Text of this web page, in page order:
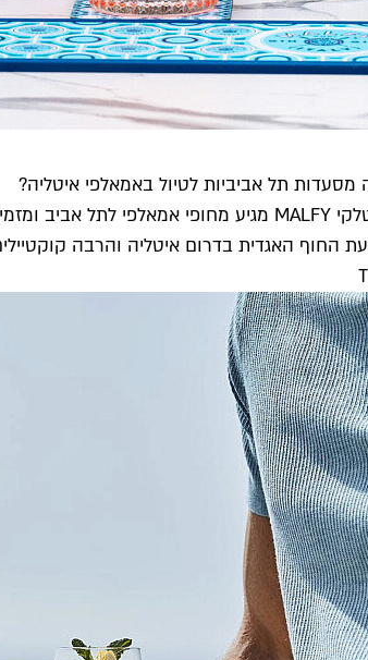
מסעדות תל אביביות לטיול באמאלפי איטליה?
החוף האגדית בדרום איטליה והרבה